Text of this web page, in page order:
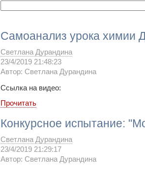
Самоанализ урока химии
Светлана Дурандина
23/4/2019 21:48:23
Автор: Светлана Дурандина
Ссылка на видео:
Прочитать
Конкурсное испытание:
Светлана Дурандина
23/4/2019 21:29:17
Автор: Светлана Дурандина